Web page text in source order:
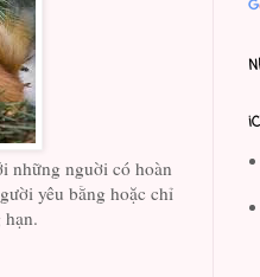
những nguời có hoàn
yêu bằng hoặc chỉ
hạn.